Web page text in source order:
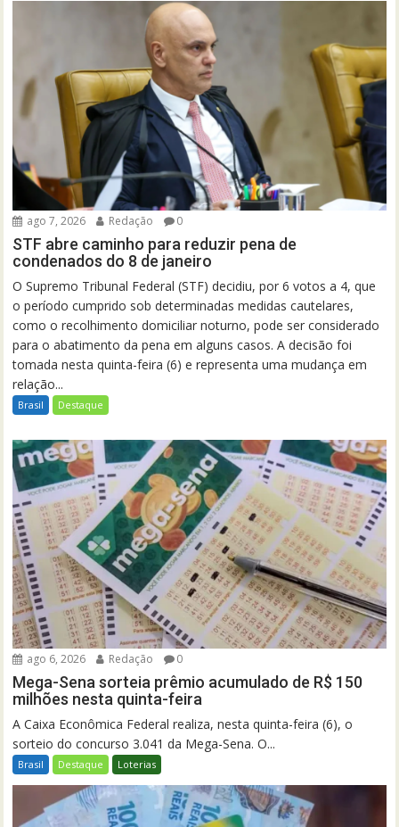
ago 7, 2026 Redação 0
STF abre caminho para reduzir pena de
condenados do 8 de janeiro
O Supremo Tribunal Federal (STF) decidiu, por 6 votos a 4, que
o período cumprido sob determinadas medidas cautelares,
como o recolhimento domiciliar noturno, pode ser considerado
para o abatimento da pena em alguns casos. A decisão foi
tomada nesta quinta-feira (6) e representa uma mudança em
relação...
Brasil Destaque
ago 6, 2026 Redação 0
Mega-Sena sorteia prêmio acumulado de R$ 150
milhões nesta quinta-feira
A Caixa Econômica Federal realiza, nesta quinta-feira (6), o
sorteio do concurso 3.041 da Mega-Sena. O...
Brasil Destaque Loterias